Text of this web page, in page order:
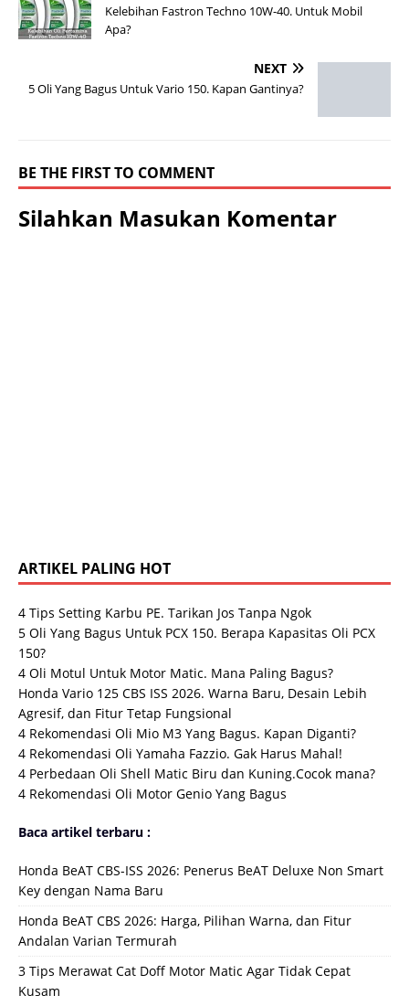
Kelebihan Fastron Techno 10W-40. Untuk Mobil
Apa?
NEXT
5 Oli Yang Bagus Untuk Vario 150. Kapan Gantinya?
BE THE FIRST TO COMMENT
Silahkan Masukan Komentar
ARTIKEL PALING HOT
4 Tips Setting Karbu PE. Tarikan Jos Tanpa Ngok
5 Oli Yang Bagus Untuk PCX 150. Berapa Kapasitas Oli PCX
150?
4 Oli Motul Untuk Motor Matic. Mana Paling Bagus?
Honda Vario 125 CBS ISS 2026. Warna Baru, Desain Lebih
Agresif, dan Fitur Tetap Fungsional
4 Rekomendasi Oli Mio M3 Yang Bagus. Kapan Diganti?
4 Rekomendasi Oli Yamaha Fazzio. Gak Harus Mahal!
4 Perbedaan Oli Shell Matic Biru dan Kuning.Cocok mana?
4 Rekomendasi Oli Motor Genio Yang Bagus
Baca artikel terbaru :
Honda BeAT CBS-ISS 2026: Penerus BeAT Deluxe Non Smart
Key dengan Nama Baru
Honda BeAT CBS 2026: Harga, Pilihan Warna, dan Fitur
Andalan Varian Termurah
3 Tips Merawat Cat Doff Motor Matic Agar Tidak Cepat
Kusam